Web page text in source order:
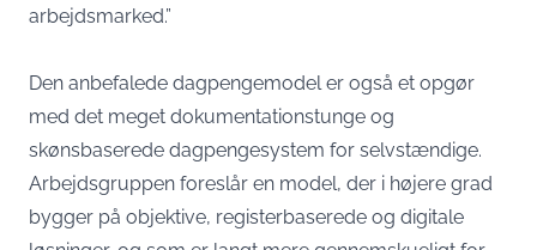
arbejdsmarked.”
Den anbefalede dagpengemodel er også et opgør
med det meget dokumentationstunge og
skønsbaserede dagpengesystem for selvstændige.
Arbejdsgruppen foreslår en model, der i højere grad
bygger på objektive, registerbaserede og digitale